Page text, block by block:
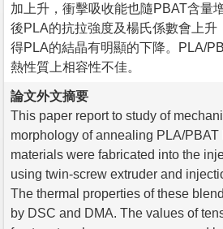
加上升，衝擊吸收能也隨PBAT含量
後PLA的抗拉強度及楊氏係數會上升
得PLA的結晶有明顯的下降。PLA/
熱性質上相容性不佳。
論文外文摘要
This paper report to study of
morphology of annealing PLA/
materials were fabricated into the
using twin-screw extruder and
The thermal properties of these
by DSC and DMA. The values of